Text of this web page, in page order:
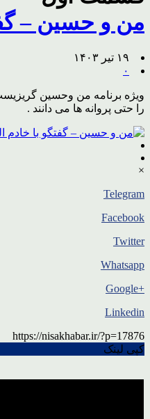
من و حسین –
۱۹ تیر ۱۴۰۳
۰
ویژه برنامه من وحسین
را حتی پروانه ها می دانند .
×
Telegram
Facebook
Twitter
Whatsapp
+Google
Linkedin
https://nisakhabar.ir/?p=17876
کپی لینک